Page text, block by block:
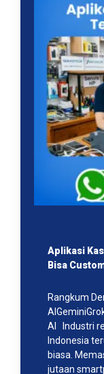
Aplikasi
Bisa
Rangkum
AI Industri
Indonesia
biasa.
jutaan